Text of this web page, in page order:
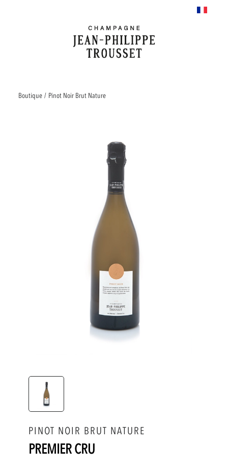
Boutique / Pinot Noir Brut Nature
PINOT NOIR BRUT NATURE
PREMIER CRU